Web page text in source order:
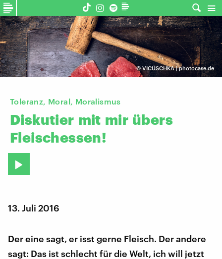
©VICUSCHKA | photocase.de
Toleranz, Moral, Moralismus
Diskutier mit mir übers
Fleischessen!
13. Juli 2016
Der eine sagt, er isst gerne Fleisch. Der andere
sagt: Das ist schlecht für die Welt, ich will jetzt